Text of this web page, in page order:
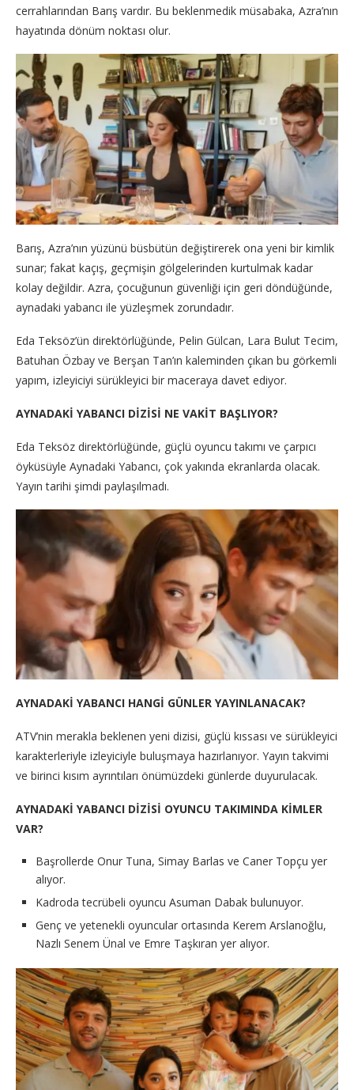
cerrahlarından Barış vardır. Bu beklenmedik müsabaka, Azra’nın
hayatında dönüm noktası olur.
Barış, Azra’nın yüzünü büsbütün değiştirerek ona yeni bir kimlik
sunar; fakat kaçış, geçmişin gölgelerinden kurtulmak kadar
kolay değildir. Azra, çocuğunun güvenliği için geri döndüğünde,
aynadaki yabancı ile yüzleşmek zorundadır.
Eda Teksöz’ün direktörlüğünde, Pelin Gülcan, Lara Bulut Tecim,
Batuhan Özbay ve Berşan Tan’ın kaleminden çıkan bu görkemli
yapım, izleyiciyi sürükleyici bir maceraya davet ediyor.
AYNADAKİ YABANCI DİZİSİ NE VAKİT BAŞLIYOR?
Eda Teksöz direktörlüğünde, güçlü oyuncu takımı ve çarpıcı
öyküsüyle Aynadaki Yabancı, çok yakında ekranlarda olacak.
Yayın tarihi şimdi paylaşılmadı.
AYNADAKİ YABANCI HANGİ GÜNLER YAYINLANACAK?
ATV’nin merakla beklenen yeni dizisi, güçlü kıssası ve sürükleyici
karakterleriyle izleyiciyle buluşmaya hazırlanıyor. Yayın takvimi
ve birinci kısım ayrıntıları önümüzdeki günlerde duyurulacak.
AYNADAKİ YABANCI DİZİSİ OYUNCU TAKIMINDA KİMLER
VAR?
Başrollerde Onur Tuna, Simay Barlas ve Caner Topçu yer
alıyor.
Kadroda tecrübeli oyuncu Asuman Dabak bulunuyor.
Genç ve yetenekli oyuncular ortasında Kerem Arslanoğlu,
Nazlı Senem Ünal ve Emre Taşkıran yer alıyor.